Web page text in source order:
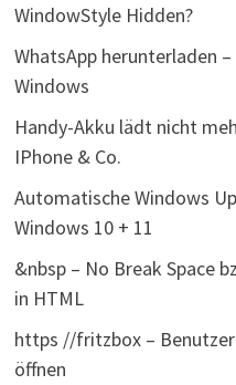
WindowStyle Hidden?
WhatsApp herunterladen
Windows
Handy-Akku lädt nicht
IPhone & Co.
Automatische Windows
Windows 10 + 11
&nbsp – No Break Space
in HTML
https //fritzbox –
öffnen